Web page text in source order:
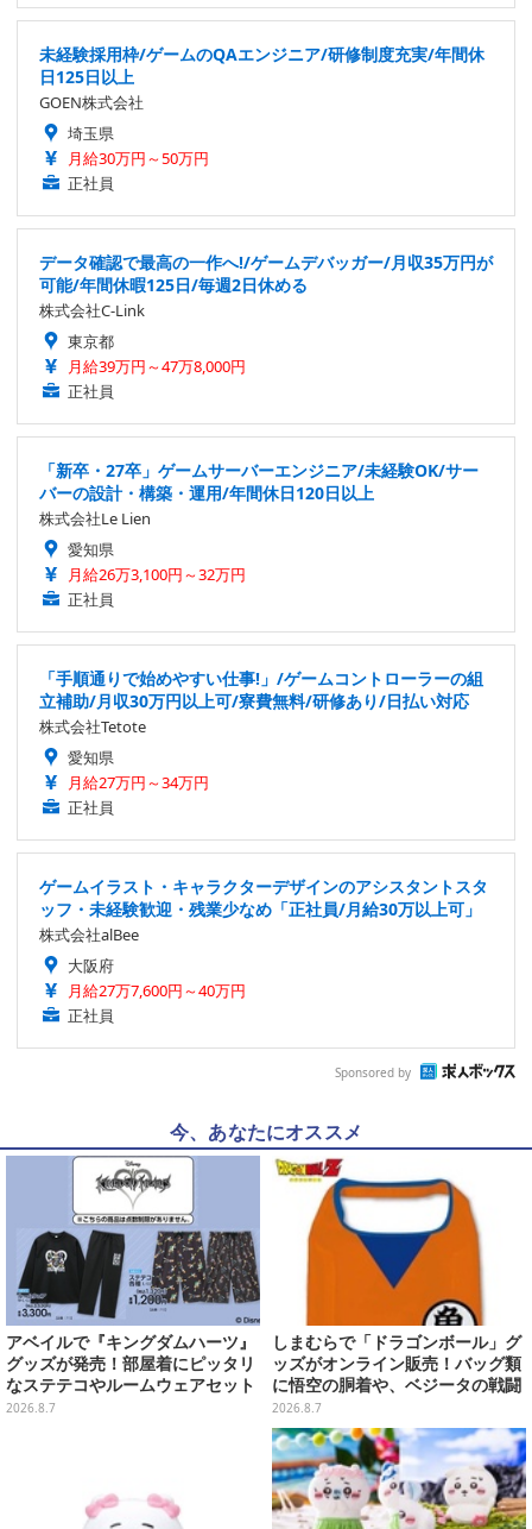
未経験採用枠/ゲームのQAエンジニア/研修制度充実/年間休
日125日以上
GOEN株式会社
埼玉県
月給30万円～50万円
正社員
データ確認で最高の一作へ!/ゲームデバッガー/月収35万円が
可能/年間休暇125日/毎週2日休める
株式会社C-Link
東京都
月給39万円～47万8,000円
正社員
「新卒・27卒」ゲームサーバーエンジニア/未経験OK/サー
バーの設計・構築・運用/年間休日120日以上
株式会社Le Lien
愛知県
月給26万3,100円～32万円
正社員
「手順通りで始めやすい仕事!」/ゲームコントローラーの組
立補助/月収30万円以上可/寮費無料/研修あり/日払い対応
株式会社Tetote
愛知県
月給27万円～34万円
正社員
ゲームイラスト・キャラクターデザインのアシスタントスタ
ッフ・未経験歓迎・残業少なめ「正社員/月給30万以上可」
株式会社alBee
大阪府
月給27万7,600円～40万円
正社員
Sponsored by
今、あなたにオススメ
アベイルで『キングダムハーツ』
グッズが発売！部屋着にピッタリ
なステテコやルームウェアセット
2026.8.7
しまむらで「ドラゴンボール」グ
ッズがオンライン販売！バッグ類
に悟空の胴着や、ベジータの戦闘
服を大胆デザイン
2026.8.7